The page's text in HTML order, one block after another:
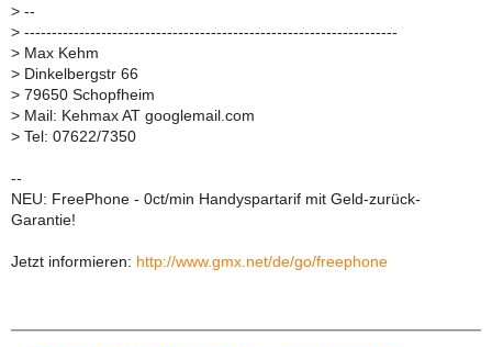
> --
> --------------------------------------------------------------------
> Max Kehm
> Dinkelbergstr 66
> 79650 Schopfheim
> Mail: Kehmax AT googlemail.com
> Tel: 07622/7350
--
NEU: FreePhone - 0ct/min Handyspartarif mit Geld-zurück-
Garantie!
Jetzt informieren: http://www.gmx.net/de/go/freephone